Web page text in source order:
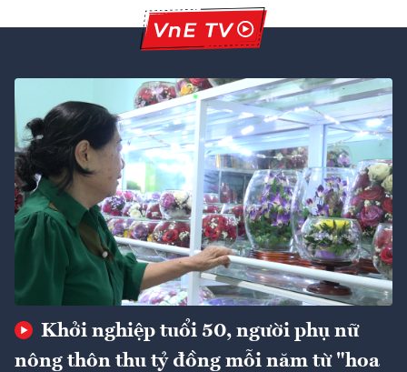
Khởi nghiệp tuổi 50, người phụ nữ
nông thôn thu tỷ đồng mỗi năm từ "hoa